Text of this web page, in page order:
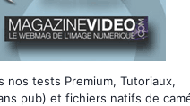
nos tests Premium, Tutoriaux,
pub) et fichiers natifs de